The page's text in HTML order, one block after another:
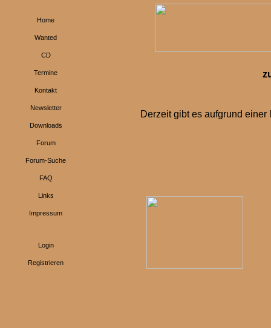
Home
Wanted
CD
Termine
Kontakt
Newsletter
Downloads
Forum
Forum-Suche
FAQ
Links
Impressum
Login
Registrieren
Derzeit gibt es aufgrund